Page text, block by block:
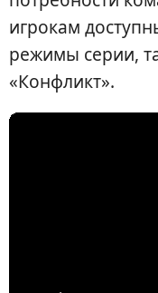
игрокам
режимы серии,
«Конфликт».